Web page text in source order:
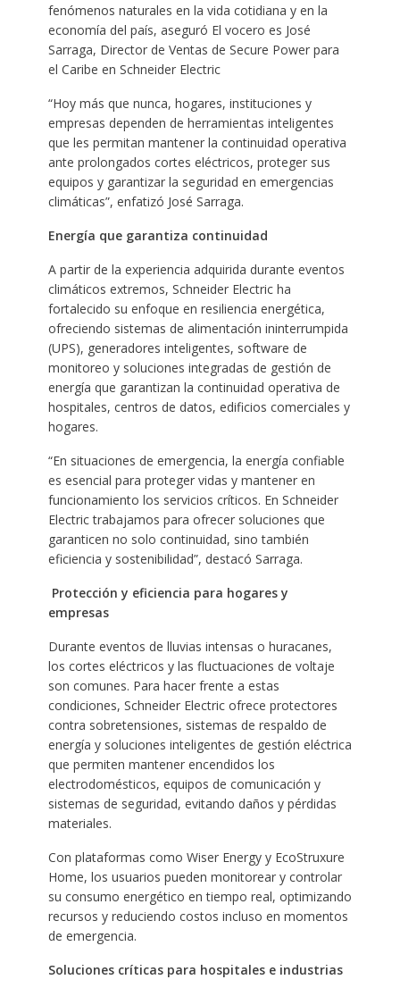
fenómenos naturales en la vida cotidiana y en la
economía del país, aseguró El vocero es José
Sarraga, Director de Ventas de Secure Power para
el Caribe en Schneider Electric
“Hoy más que nunca, hogares, instituciones y
empresas dependen de herramientas inteligentes
que les permitan mantener la continuidad operativa
ante prolongados cortes eléctricos, proteger sus
equipos y garantizar la seguridad en emergencias
climáticas”, enfatizó José Sarraga.
Energía que garantiza continuidad
A partir de la experiencia adquirida durante eventos
climáticos extremos, Schneider Electric ha
fortalecido su enfoque en resiliencia energética,
ofreciendo sistemas de alimentación ininterrumpida
(UPS), generadores inteligentes, software de
monitoreo y soluciones integradas de gestión de
energía que garantizan la continuidad operativa de
hospitales, centros de datos, edificios comerciales y
hogares.
“En situaciones de emergencia, la energía confiable
es esencial para proteger vidas y mantener en
funcionamiento los servicios críticos. En Schneider
Electric trabajamos para ofrecer soluciones que
garanticen no solo continuidad, sino también
eficiencia y sostenibilidad”, destacó Sarraga.
Protección y eficiencia para hogares y
empresas
Durante eventos de lluvias intensas o huracanes,
los cortes eléctricos y las fluctuaciones de voltaje
son comunes. Para hacer frente a estas
condiciones, Schneider Electric ofrece protectores
contra sobretensiones, sistemas de respaldo de
energía y soluciones inteligentes de gestión eléctrica
que permiten mantener encendidos los
electrodomésticos, equipos de comunicación y
sistemas de seguridad, evitando daños y pérdidas
materiales.
Con plataformas como Wiser Energy y EcoStruxure
Home, los usuarios pueden monitorear y controlar
su consumo energético en tiempo real, optimizando
recursos y reduciendo costos incluso en momentos
de emergencia.
Soluciones críticas para hospitales e industrias